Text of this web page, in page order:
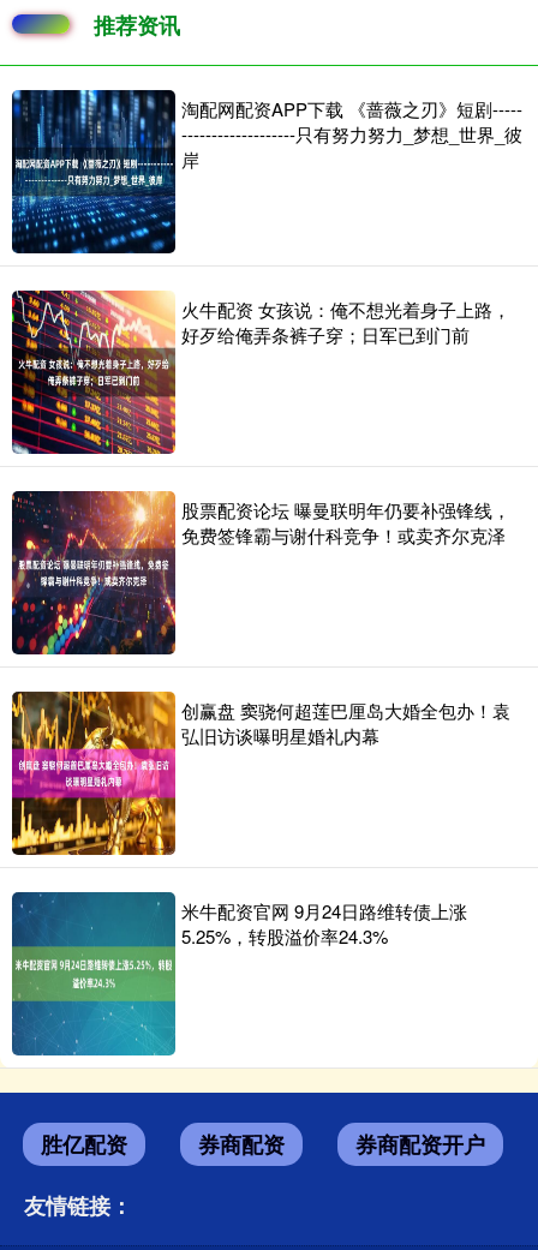
推荐资讯
淘配网配资APP下载 《蔷薇之刃》短剧-----
-------------------只有努力努力_梦想_世界_彼
岸
火牛配资 女孩说：俺不想光着身子上路，
好歹给俺弄条裤子穿；日军已到门前
股票配资论坛 曝曼联明年仍要补强锋线，
免费签锋霸与谢什科竞争！或卖齐尔克泽
创赢盘 窦骁何超莲巴厘岛大婚全包办！袁
弘旧访谈曝明星婚礼内幕
米牛配资官网 9月24日路维转债上涨
5.25%，转股溢价率24.3%
胜亿配资 券商配资
券商配资开户
友情链接：